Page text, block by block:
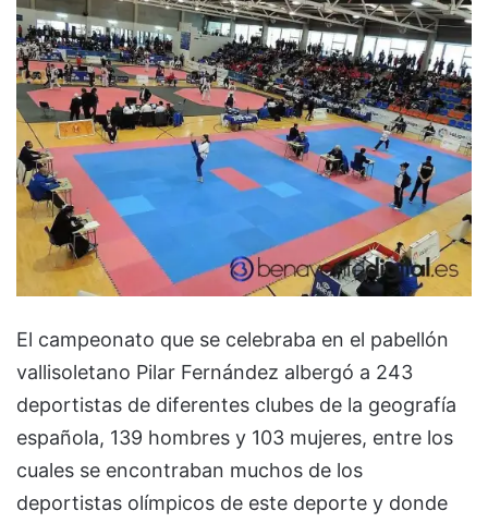
El campeonato que se celebraba en el pabellón
vallisoletano Pilar Fernández albergó a 243
deportistas de diferentes clubes de la geografía
española, 139 hombres y 103 mujeres, entre los
cuales se encontraban muchos de los
deportistas olímpicos de este deporte y donde